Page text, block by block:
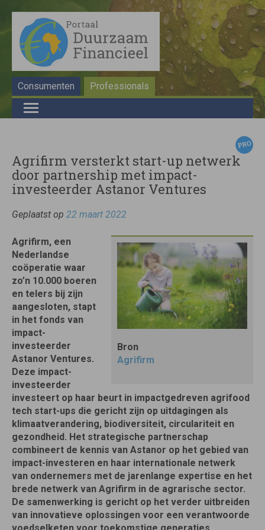
Consumenten Professionals
Agrifirm versterkt start-up netwerk
door partnership met impact-
investeerder Astanor Ventures
Geplaatst op 22 maart 2022
Bron
Agrifirm
Agrifirm, een
Nederlandse
coöperatie waar
zo’n 10.000 boeren
en telers bij zijn
aangesloten, stapt
in het fonds van
impact-
investeerder
Astanor Ventures.
Deze impact-
investeerder
investeert op haar beurt in impactgedreven agrifood
tech start-ups die gericht zijn op uitdagingen als
klimaatverandering, biodiversiteit, circulariteit en
gezondheid. Het strategische partnerschap
combineert de kennis van Astanor op het gebied van
impact-investeren en haar internationale netwerk
van ondernemers met de jarenlange expertise en het
brede netwerk van Agrifirm in de agrarische sector.
De samenwerking is gericht op het verder uitbreiden
van innovatieve oplossingen voor een verantwoorde